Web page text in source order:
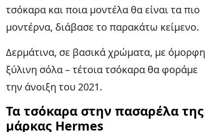
τσόκαρα και ποια μοντέλα θα είναι τα πιο
μοντέρνα, διάβασε το παρακάτω κείμενο.
Δερμάτινα, σε βασικά χρώματα, με όμορφη
ξύλινη σόλα – τέτοια τσόκαρα θα φοράμε
την άνοιξη του 2021.
Τα τσόκαρα στην πασαρέλα της
μάρκας Hermes